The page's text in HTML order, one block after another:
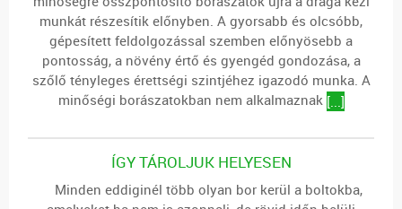
munkát részesítik előnyben. A gyorsabb és olcsóbb,
gépesített feldolgozással szemben előnyösebb a
pontosság, a növény értő és gyengéd gondozása, a
szőlő tényleges érettségi szintjéhez igazodó munka. A
minőségi borászatokban nem alkalmaznak [...]
ÍGY TÁROLJUK HELYESEN
Minden eddiginél több olyan bor kerül a boltokba,